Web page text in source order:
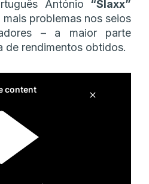
António “Slaxx”
problemas nos seios
– a maior parte
de rendimentos obtidos.